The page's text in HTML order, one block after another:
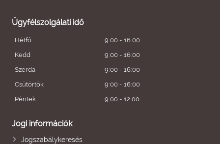
Ügyfélszolgálati idő
Hétfő
9:00 - 16:00
Kedd
9:00 - 16:00
Szerda
9:00 - 16:00
Csütörtök
9:00 - 16:00
Péntek
9:00 - 12:00
Jogi információk
Jogszabálykeresés